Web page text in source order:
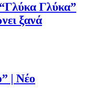
Γλύκα”
ξανά
| Νέο